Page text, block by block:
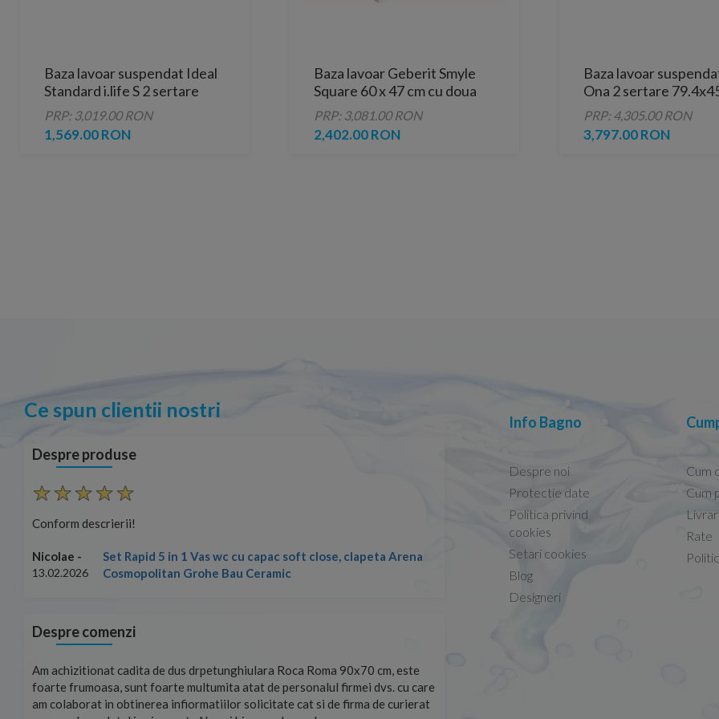
Baza lavoar suspendat Ideal
Standard i.life S 2 sertare
60x37.5 cm gri bej mat
PRP: 3,019.00 RON
1,569.00 RON
Baza lavoar Geberit Smyle
Square 60 x 47 cm cu doua
sertare, culoare alb lucios
PRP: 3,081.00 RON
2,402.00 RON
Baza lavoar
Ona 2 sertare
ulm inchis pentru
dreapta
PRP: 4,305.00 RON
3,797.00 RON
Ce spun clientii nostri
Despre produse
Conform descrierii!
Nicolae -
13.02.2026
Set Rapid 5 in 1 Vas wc cu capac soft close, clapeta Arena
Cosmopolitan Grohe Bau Ceramic
Conform descrierii!
13.02.2026
Despre comenzi
Am achizitionat cadita de dus drpetunghiulara Roca Roma 90x70 cm, este
foarte frumoasa, sunt foarte multumita atat de personalul firmei dvs. cu care
am colaborat in obtinerea infiormatiilor solicitate cat si de firma de curierat
Info Bagno
Despre noi
Protectie date
Politica privind
cookies
Setari cookies
Blog
Designeri
Cum
Cum
Rate